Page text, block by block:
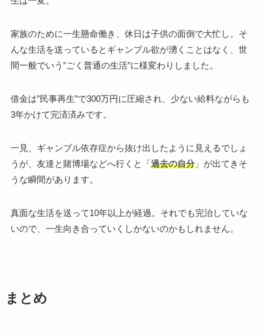
家族のために一生懸命働き、休日は子供の面倒で大忙し。そ
んな生活を送っているとギャンブル欲が湧くことはなく、世
間一般でいう”ごく普通の生活”に様変わりしました。
借金は”民事再生”で300万円に圧縮され、少ない給料ながらも
3年かけて完済済みです。
一見、ギャンブル依存症から抜け出したように見えるでしょ
うが、友達と賭博場などへ行くと「過去の自分」が出てきそ
うな瞬間があります。
真面な生活を送って10年以上が経過。それでも完治していな
いので、一生向き合っていくしかないのかもしれません。
まとめ